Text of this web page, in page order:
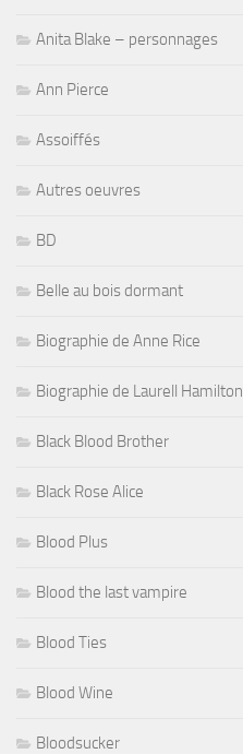
Anita Blake – personnages
Ann Pierce
Assoiffés
Autres oeuvres
BD
Belle au bois dormant
Biographie de Anne Rice
Biographie de Laurell Hamilton
Black Blood Brother
Black Rose Alice
Blood Plus
Blood the last vampire
Blood Ties
Blood Wine
Bloodsucker